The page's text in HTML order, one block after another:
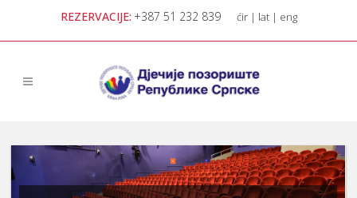
REZERVACIJE: +387 51 232 839 ćir| lat| eng